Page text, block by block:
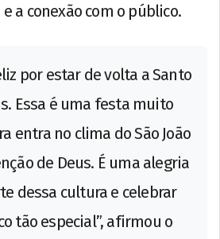
a conexão com o público.
por estar de volta a Santo
Essa é uma festa muito
entra no clima do São João
de Deus. É uma alegria
dessa cultura e celebrar
tão especial”, afirmou o